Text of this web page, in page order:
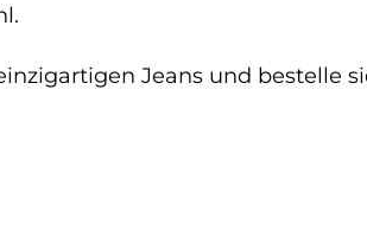
Jeans und bestelle